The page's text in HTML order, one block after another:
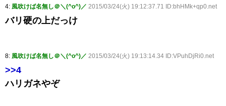
4: 風吹けば名無し＠＼(^o^)／ 2015/03/24(火) 19:12:37.71 ID:bhHMk+qp0.net
バリ硬の上だっけ
8: 風吹けば名無し＠＼(^o^)／ 2015/03/24(火) 19:13:14.34 ID:VPuhDjRi0.net
>>4
ハリガネやぞ